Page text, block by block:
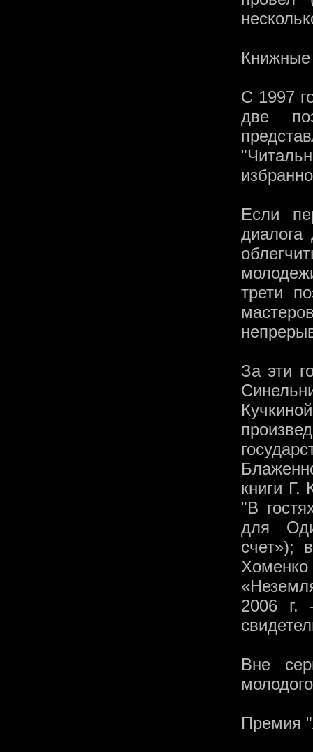
Книжные
С 1997
две
Если
диалога
трети
За эти
книги Г.
"В
для
счет»);
2006 г.
Вне
Премия